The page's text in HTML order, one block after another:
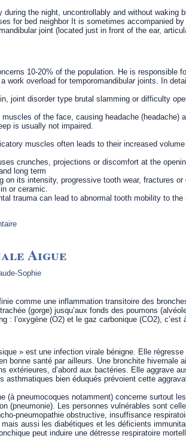
during the night, uncontrollably and without waking
for bed neighbor It is sometimes accompanied
joint (located just in front of the ear,
10-20% of the population. He is responsible
work overload for temporomandibular joints. In
joint disorder type brutal slamming or difficulty
of the face, causing headache (headache)
is usually not impaired.
muscles often leads to their increased
crunches, projections or discomfort at the
long term
on its intensity, progressive tooth wear, fractures
or ceramic.
trauma can lead to abnormal tooth mobility to
Aigue
Sophie
comme une inflammation transitoire des
(gorge) jusqu’aux fonds des poumons
: l’oxygène (O2) et le gaz carbonique (CO2), c’est
» est une infection virale bénigne. Elle
bonne santé par ailleurs. Une bronchite hivernale
extérieures, d’abord aux bactéries. Elle aggrave
asthmatiques bien éduqués prévoient cette
(à pneumocoques notamment) concerne surtout
(pneumonie). Les personnes vulnérables sont
pneumopathie obstructive, insuffisance
aussi les diabétiques et les déficients
peut induire une détresse respiratoire